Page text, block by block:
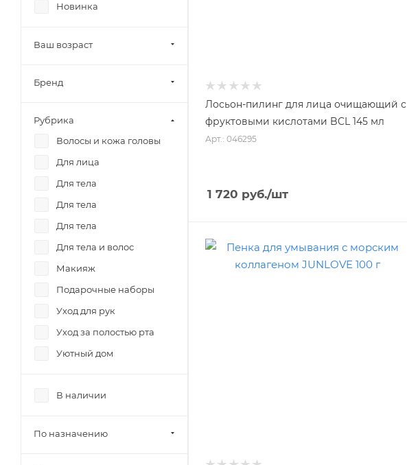
Лосьон-пилинг для лица очищающий с
фруктовыми кислотами BCL 145 мл
Арт.: 046295
1 720 руб./шт
Новинка
Ваш возраст
Бренд
Рубрика
Волосы и кожа головы
Для лица
Для тела
Для тела
Для тела
Для тела и волос
Макияж
Подарочные наборы
Уход для рук
Уход за полостью рта
Уютный дом
В наличии
По назначению